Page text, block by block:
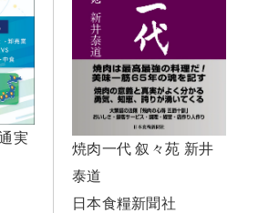
実
焼肉一代 叙々苑 新井
泰道
日本食糧新聞社